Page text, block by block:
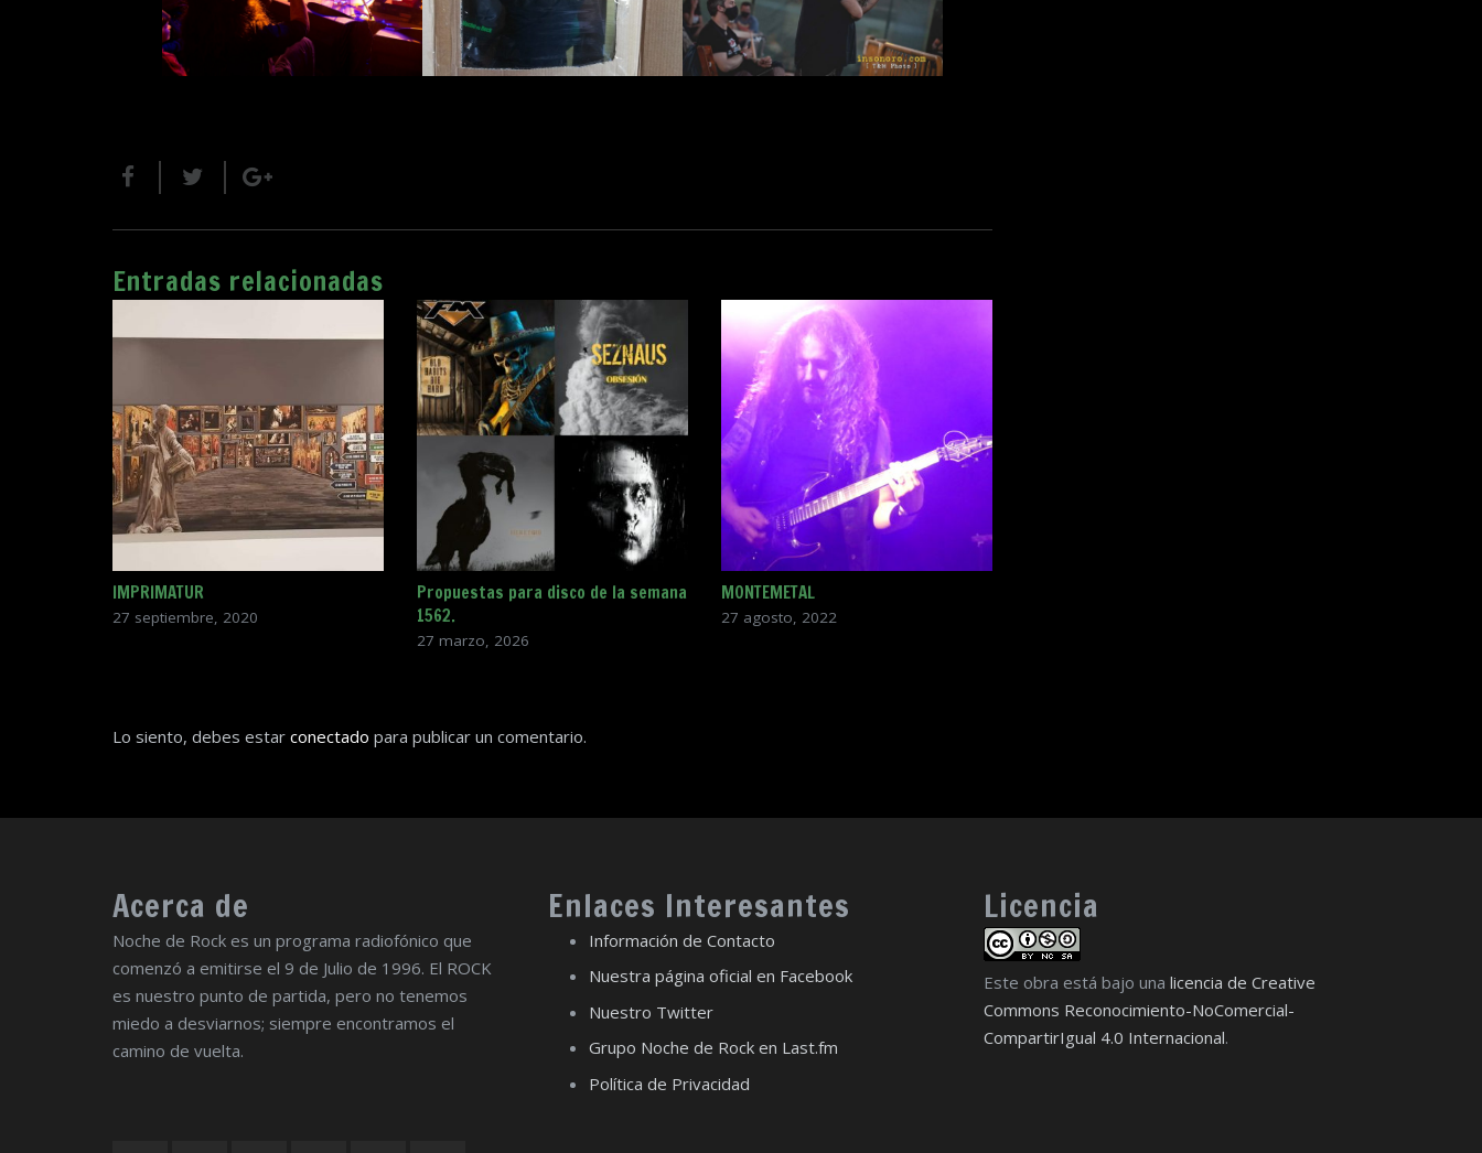
Entradas relacionadas
IMPRIMATUR
27 septiembre, 2020
Propuestas para disco de la semana
1562.
27 marzo, 2026
MONTEMETAL
27 agosto, 2022
Lo siento, debes estar conectado para publicar un comentario.
Acerca de
Noche de Rock es un programa radiofónico que
comenzó a emitirse el 9 de Julio de 1996. El ROCK
es nuestro punto de partida, pero no tenemos
miedo a desviarnos; siempre encontramos el
camino de vuelta.
Enlaces Interesantes
Información de Contacto
Nuestra página oficial en Facebook
Nuestro Twitter
Grupo Noche de Rock en Last.fm
Política de Privacidad
Licencia
Este obra está bajo una licencia de Creative
Commons Reconocimiento-NoComercial-
CompartirIgual 4.0 Internacional.